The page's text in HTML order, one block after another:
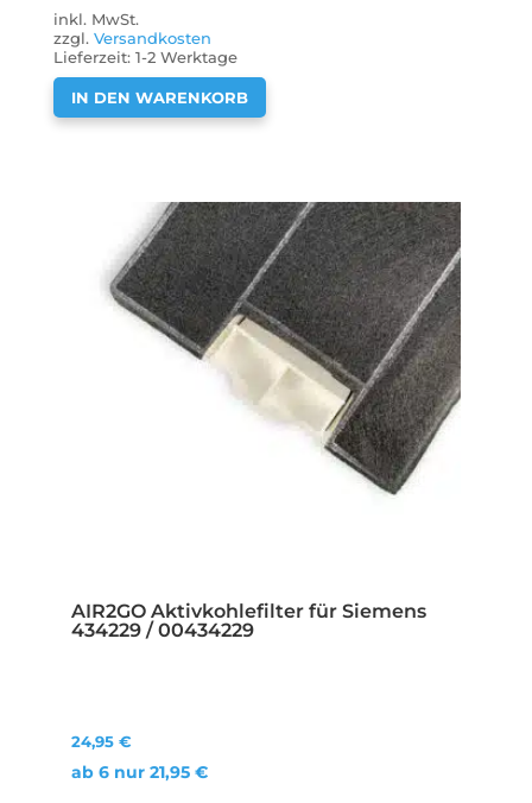
inkl. MwSt.
zzgl.Versandkosten
Lieferzeit:1-2 Werktage
IN DEN WARENKORB
AIR2GO Aktivkohlefilter für Siemens
434229 / 00434229
24,95 €
ab 6 nur 21,95 €